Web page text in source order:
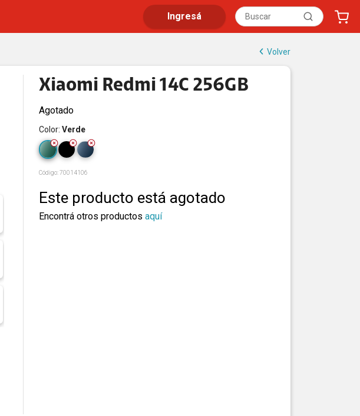
Ingresá
Volver
Xiaomi Redmi 14C 256GB
Agotado
Color: Verde
Código:70014106
Este producto está agotado
Encontrá otros productos aquí